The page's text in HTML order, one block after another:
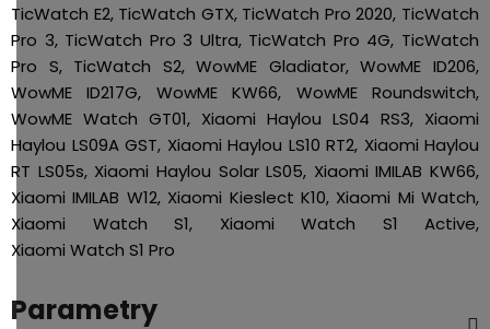
TicWatch E2, TicWatch GTX, TicWatch Pro 2020, TicWatch
Pro 3, TicWatch Pro 3 Ultra, TicWatch Pro 4G, TicWatch
Pro S, TicWatch S2, WowME Gladiator, WowME ID206,
WowME ID217G, WowME KW66, WowME Roundswitch,
WowME Watch GT01, Xiaomi Haylou LS04 RS3, Xiaomi
Haylou LS09A GST, Xiaomi Haylou LS10 RT2, Xiaomi Haylou
RT LS05s, Xiaomi Haylou Solar LS05, Xiaomi IMILAB KW66,
Xiaomi IMILAB W12, Xiaomi Kieslect K10, Xiaomi Mi Watch,
Xiaomi Watch S1, Xiaomi Watch S1 Active,
Xiaomi Watch S1 Pro
Parametry